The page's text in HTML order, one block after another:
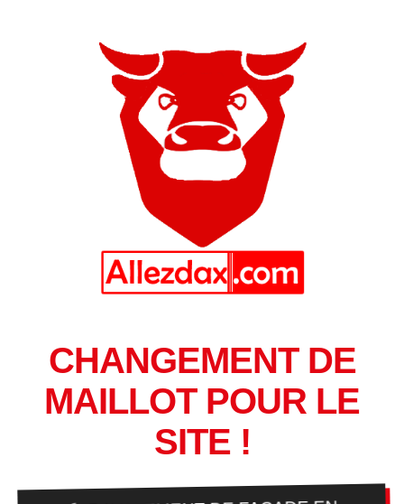
CHANGEMENT DE
MAILLOT POUR LE
SITE !